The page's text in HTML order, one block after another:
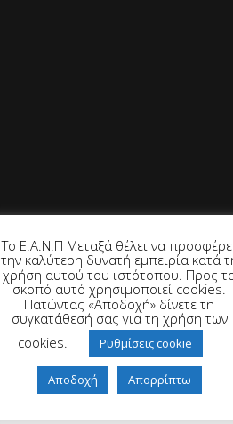
Το Ε.Α.Ν.Π Μεταξά θέλει να
την καλύτερη δυνατή εμπειρία κατά
χρήση αυτού του ιστότοπου. Προς
σκοπό αυτό χρησιμοποιεί cookies.
Πατώντας «Αποδοχή» δίνετε τη
συγκατάθεσή σας για τη χρήση των
cookies.
Ρυθμίσεις cookie
Αποδοχή Απορρίπτω